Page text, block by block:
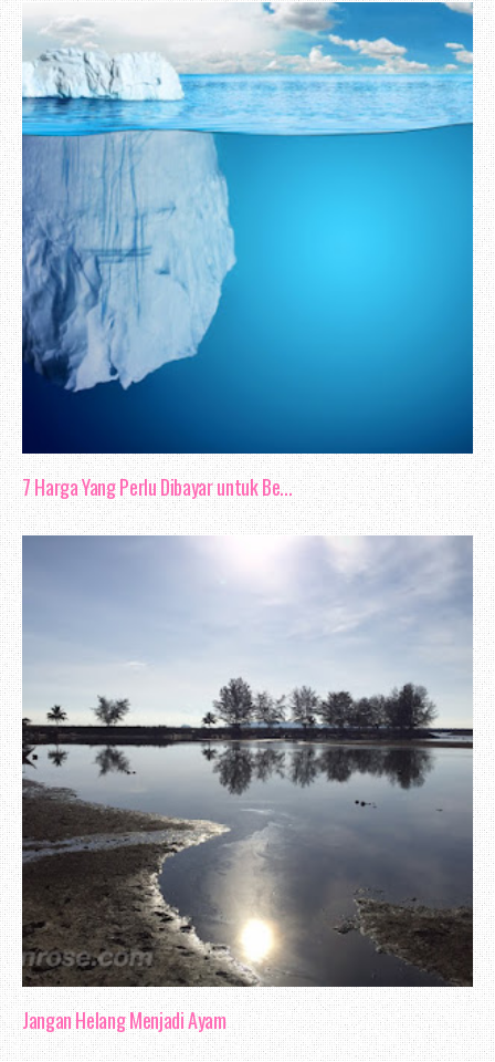
7 Harga Yang Perlu Dibayar untuk Be...
Jangan Helang Menjadi Ayam